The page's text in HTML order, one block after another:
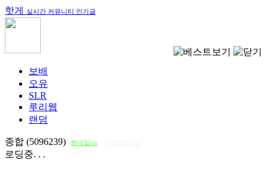
핫게 실시간 커뮤니티 인기글
보배
오유
SLR
루리웹
랜덤
종합 (5096239) 썸네일on
로딩중. . .